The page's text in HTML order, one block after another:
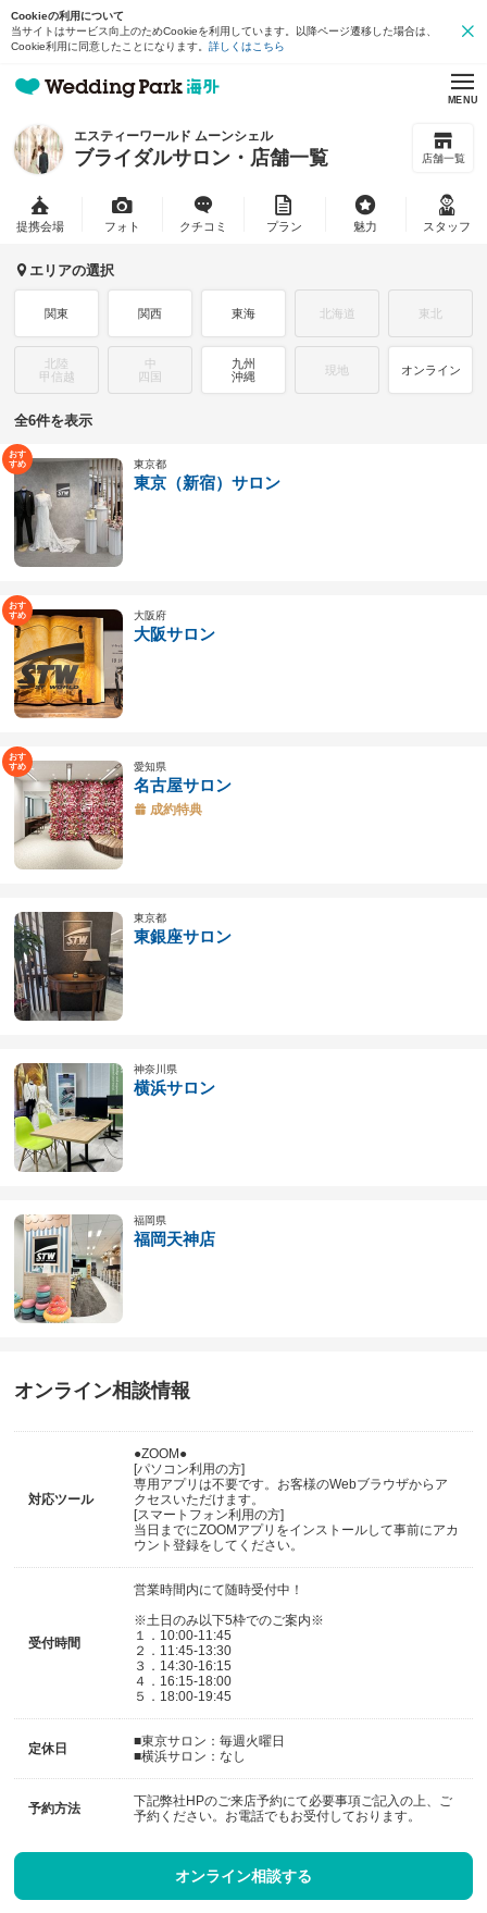
Cookieの利用について
当サイトはサービス向上のためCookieを利用しています。以降ページ遷移した場合は、
Cookie利用に同意したことになります。 詳しくはこちら
MENU
エスティーワールド ムーンシェル
ブライダルサロン・店舗一覧 店舗一覧
提携会場 フォト クチコミ プラン 魅力 スタッフ
エリアの選択
関東 関西 東海 北海道 東北
北陸
甲信越
中
四国
九州
沖縄
現地 オンライン
全6件を表示
東京都
東京（新宿）サロン
大阪府
大阪サロン
愛知県
名古屋サロン
成約特典
東京都
東銀座サロン
神奈川県
横浜サロン
福岡県
福岡天神店
オンライン相談情報
対応ツール
●ZOOM●
[パソコン利用の方]
専用アプリは不要です。お客様のWebブラウザからア
クセスいただけます。
[スマートフォン利用の方]
当日までにZOOMアプリをインストールして事前にアカ
ウント登録をしてください。
受付時間
営業時間内にて随時受付中！
※土日のみ以下5枠でのご案内※
１．10:00-11:45
２．11:45-13:30
３．14:30-16:15
４．16:15-18:00
５．18:00-19:45
定休日
■東京サロン：毎週火曜日
■横浜サロン：なし
予約方法
下記弊社HPのご来店予約にて必要事項ご記入の上、ご
予約ください。お電話でもお受付しております。
オンライン相談する